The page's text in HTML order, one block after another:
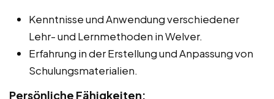
Kenntnisse und Anwendung verschiedener
Lehr- und Lernmethoden in Welver.
Erfahrung in der Erstellung und Anpassung von
Schulungsmaterialien.
Persönliche Fähigkeiten: